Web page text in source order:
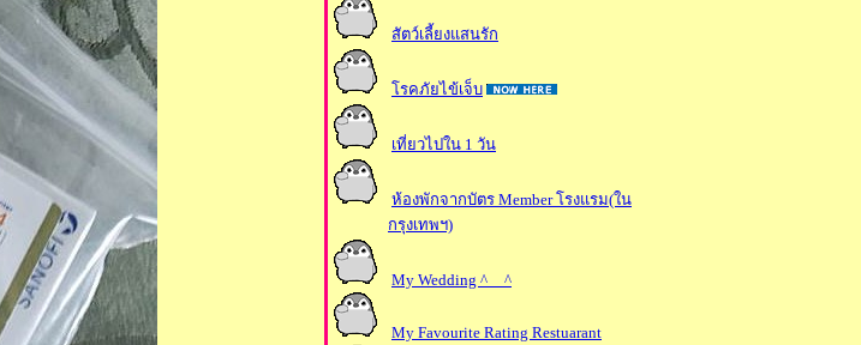
สัตว์เลี้ยงแสนรัก
รคภัยไข้เจ็บ
เที่ยวไปใน 1 วัน
ห้องพักจากบัตร Member โรงแรม(ใน
กรุงเทพฯ)
My Wedding ^__^
My Favourite Rating Restuarant